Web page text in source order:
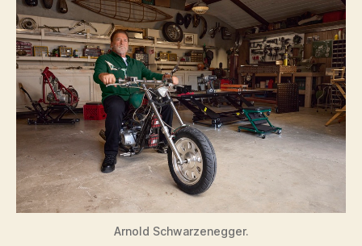
Arnold Schwarzenegger.